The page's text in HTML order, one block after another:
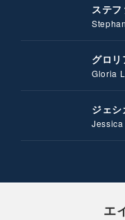
ステ
グロリ
Gloria
ジェシ
Jessica
エ